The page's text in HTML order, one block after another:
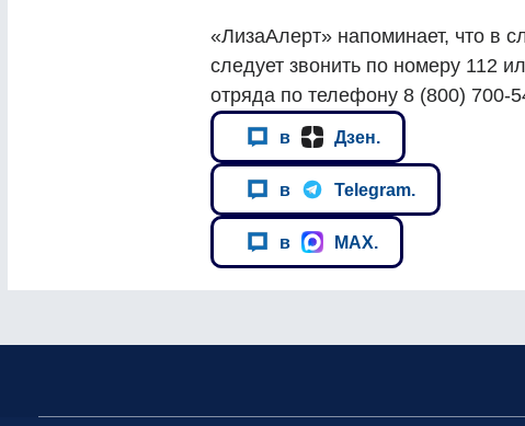
«ЛизаАлерт» напоминает, что в
следует звонить по номеру 112
отряда по телефону 8 (800) 700-
в Дзен.
в Telegram.
в MAX.